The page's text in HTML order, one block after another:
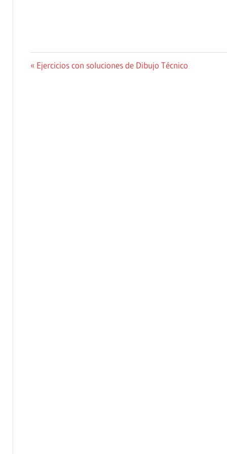
Navegación
Entrada
Ejercicios con soluciones de Dibujo Técnico